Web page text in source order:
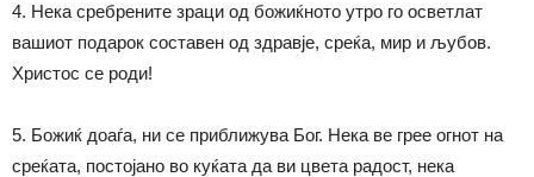
4. Нека сребрените зраци од божиќното утро го осветлат
вашиот подарок составен од здравје, среќа, мир и љубов.
Христос се роди!
5. Божиќ доаѓа, ни се приближува Бог. Нека ве грее огнот на
среќата, постојано во куќата да ви цвета радост, нека